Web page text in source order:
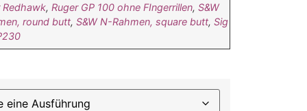
Redhawk, Ruger GP 100 ohne FIngerrillen, S&W
round butt, S&W N-Rahmen, square butt, Sig